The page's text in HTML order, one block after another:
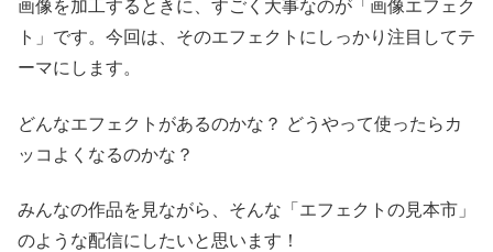
画像を加工するときに、すごく大事なのが「画像エフェク
ト」です。今回は、そのエフェクトにしっかり注目してテ
ーマにします。
どんなエフェクトがあるのかな？ どうやって使ったらカ
ッコよくなるのかな？
みんなの作品を見ながら、そんな「エフェクトの見本市」
のような配信にしたいと思います！